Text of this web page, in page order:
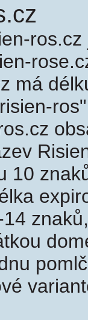
má
10